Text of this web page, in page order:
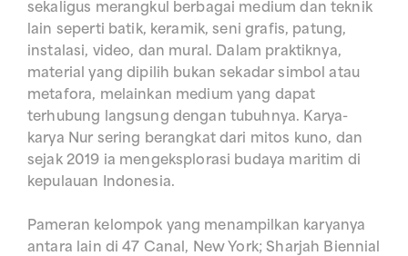
sekaligus merangkul berbagai medium dan teknik
lain seperti batik, keramik, seni grafis, patung,
instalasi, video, dan mural. Dalam praktiknya,
material yang dipilih bukan sekadar simbol atau
metafora, melainkan medium yang dapat
terhubung langsung dengan tubuhnya. Karya-
karya Nur sering berangkat dari mitos kuno, dan
sejak 2019 ia mengeksplorasi budaya maritim di
kepulauan Indonesia.
Pameran kelompok yang menampilkan karyanya
antara lain di 47 Canal, New York; Sharjah Biennial